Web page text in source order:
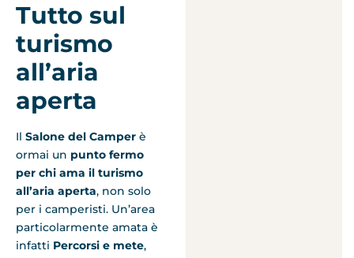
Tutto sul
turismo
all’aria
aperta
Il Salone del Camper è
ormai un punto fermo
per chi ama il turismo
all’aria aperta, non solo
per i camperisti. Un’area
particolarmente amata è
infatti Percorsi e mete,